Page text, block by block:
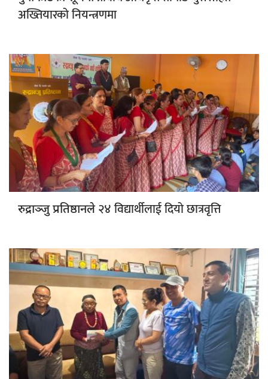
अख्तियारको नियन्त्रणमा
रुद्राञ्जु प्रतिष्ठानले२४ विद्यार्थीलाई दियो छात्रवृत्ति